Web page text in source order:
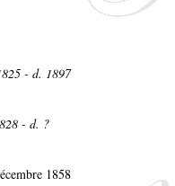
- d. 1897
- d. ?
1858